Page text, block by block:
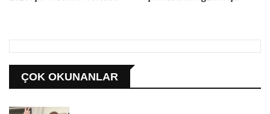
ÇOK OKUNANLAR